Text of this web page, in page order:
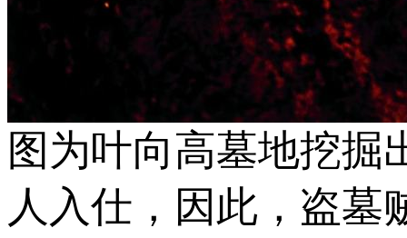
图为叶向高墓地挖掘
人入仕，因此，盗墓